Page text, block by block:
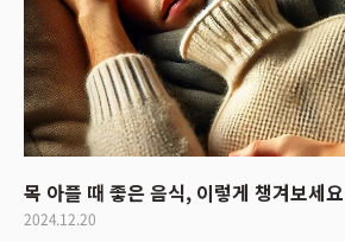
목 아플 때 좋은 음식, 이렇게 챙겨보세요
2024.12.20